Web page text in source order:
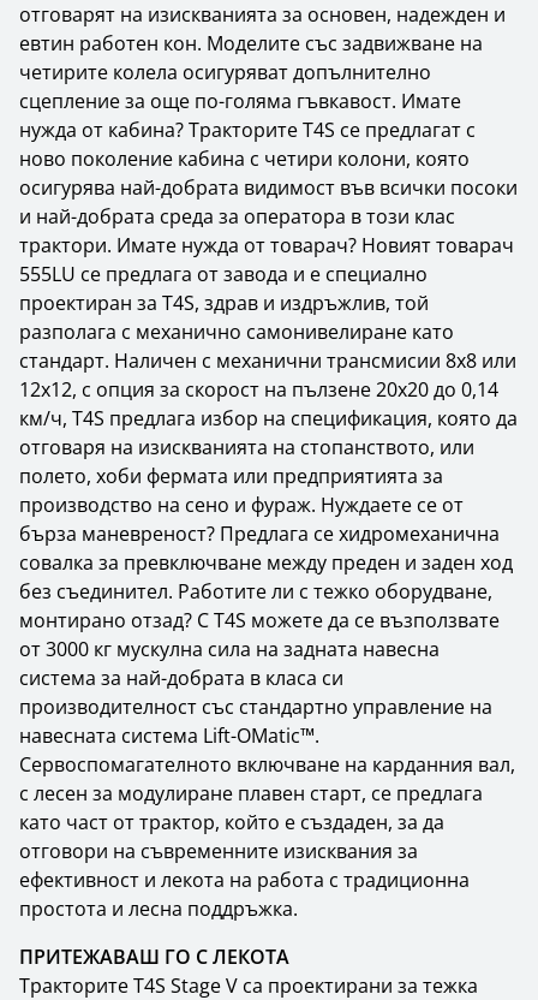
отговарят на изискванията за основен, надежден и
евтин работен кон. Моделите със задвижване на
четирите колела осигуряват допълнително
сцепление за още по-голяма гъвкавост. Имате
нужда от кабина? Тракторите T4S се предлагат с
ново поколение кабина с четири колони, която
осигурява най-добрата видимост във всички посоки
и най-добрата среда за оператора в този клас
трактори. Имате нужда от товарач? Новият товарач
555LU се предлага от завода и е специално
проектиран за T4S, здрав и издръжлив, той
разполага с механично самонивелиране като
стандарт. Наличен с механични трансмисии 8x8 или
12x12, с опция за скорост на пълзене 20x20 до 0,14
км/ч, T4S предлага избор на спецификация, която да
отговаря на изискванията на стопанството, или
полето, хоби фермата или предприятията за
производство на сено и фураж. Нуждаете се от
бърза маневреност? Предлага се хидромеханична
совалка за превключване между преден и заден ход
без съединител. Работите ли с тежко оборудване,
монтирано отзад? С T4S можете да се възползвате
от 3000 кг мускулна сила на задната навесна
система за най-добрата в класа си
производителност със стандартно управление на
навесната система Lift-OMatic™.
Сервоспомагателното включване на карданния вал,
с лесен за модулиране плавен старт, се предлага
като част от трактор, който е създаден, за да
отговори на съвременните изисквания за
ефективност и лекота на работа с традиционна
простота и лесна поддръжка.
ПРИТЕЖАВАШ ГО С ЛЕКОТА
Тракторите T4S Stage V са проектирани за тежка